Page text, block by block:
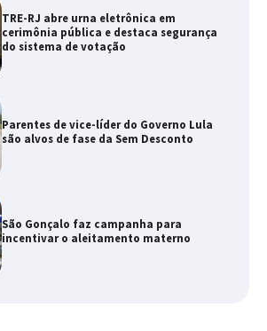
TRE-RJ abre urna eletrônica em
cerimônia pública e destaca segurança
do sistema de votação
Parentes de vice-líder do Governo Lula
são alvos de fase da Sem Desconto
São Gonçalo faz campanha para
incentivar o aleitamento materno